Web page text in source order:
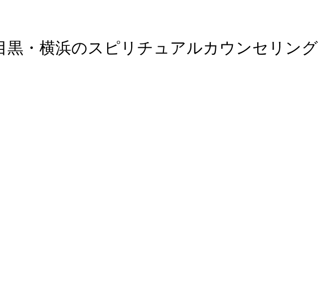
黒・横浜のスピリチュアルカウンセリング